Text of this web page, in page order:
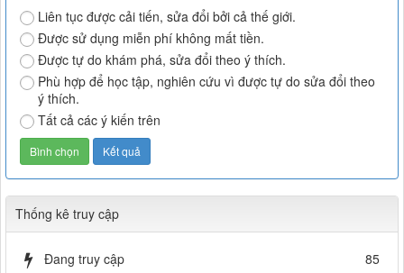
Liên tục được cải tiến, sửa đổi bởi cả thế giới.
Được sử dụng miễn phí không mất tiền.
Được tự do khám phá, sửa đổi theo ý thích.
Phù hợp để học tập, nghiên cứu vì được tự do sửa đổi theo
ý thích.
Tất cả các ý kiến trên
Thống kê truy cập
Đang truy cập
85